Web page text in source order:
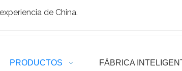
de China.
PRODUCTOS FÁBRICA